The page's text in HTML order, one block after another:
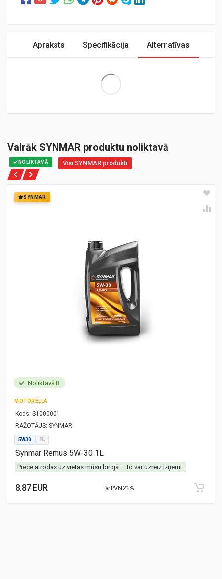
Apraksts Specifikācija Alternatīvas
Extra Large
Vairāk SYNMAR produktu noliktavā
NOLIKTAVĀ Visi SYNMAR produkti
SYNMAR
Noliktavā 8
MOTOREĻĻA
Kods: S1000001
RAŽOTĀJS: SYNMAR
5W30 1L
Synmar Remus 5W-30 1L
Prece atrodas uz vietas mūsu birojā — to var uzreiz izņemt.
8.87 EUR ar PVN 21%